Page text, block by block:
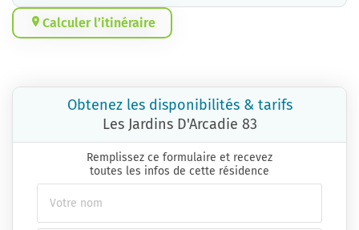
Calculer l’itinéraire
Obtenez les disponibilités & tarifs
Les Jardins D'Arcadie 83
Remplissez ce formulaire et recevez
toutes les infos de cette résidence